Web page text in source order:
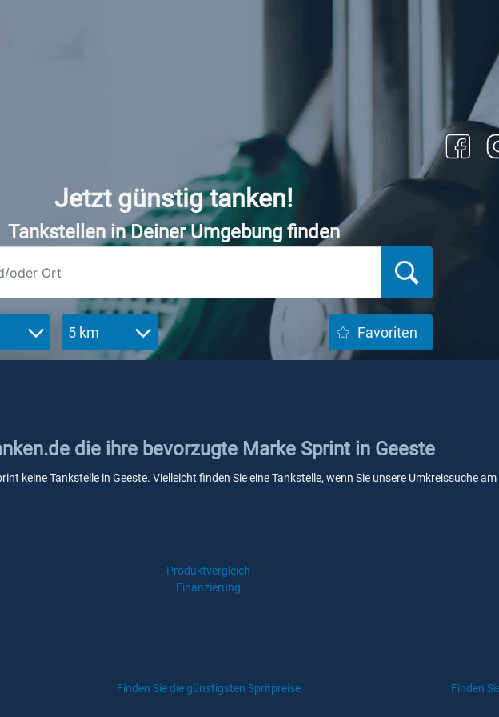
Jetzt günstig tanken!
Tankstellen in Deiner Umgebung finden
5 km Favoriten
die ihre bevorzugte Marke Sprint in Geeste
keine Tankstelle in Geeste. Vielleicht finden Sie eine Tankstelle, wenn Sie unsere Umkreissuche
Produktvergleich
Finanzierung
Finden Sie die günstigsten Spritpreise Finden